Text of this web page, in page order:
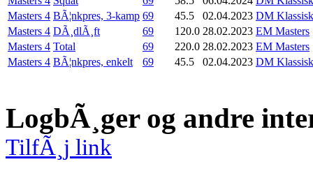
Masters 4 BÃ¦nkpres, 3-kamp 69 45.5 02.04.2023 DM
Masters 4 DÃ¸dlÃ¸ft 69 120.0 28.02.2023 EM Masters
Masters 4 Total 69 220.0 28.02.2023 EM Masters
Masters 4 BÃ¦nkpres, enkelt 69 45.5 02.04.2023 DM
LogbÃ¸ger og andre
TilfÃ¸j link